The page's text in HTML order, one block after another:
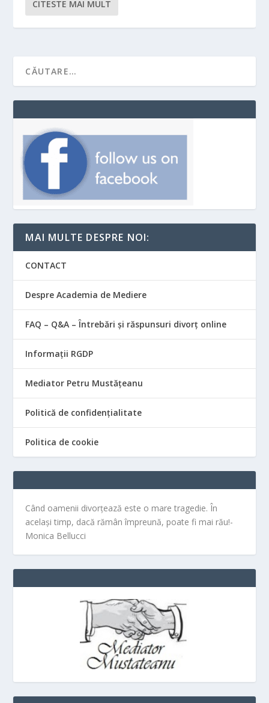
CITESTE MAI MULT
MAI MULTE DESPRE NOI:
CONTACT
Despre Academia de Mediere
FAQ – Q&A – Întrebări și răspunsuri divorț online
Informații RGDP
Mediator Petru Mustățeanu
Politică de confidențialitate
Politica de cookie
Când oamenii divorțează este o mare tragedie. În
același timp, dacă rămân împreună, poate fi mai rău!-
Monica Bellucci